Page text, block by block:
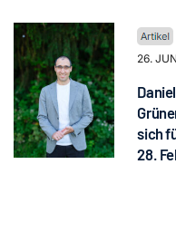
26.
sich
28.